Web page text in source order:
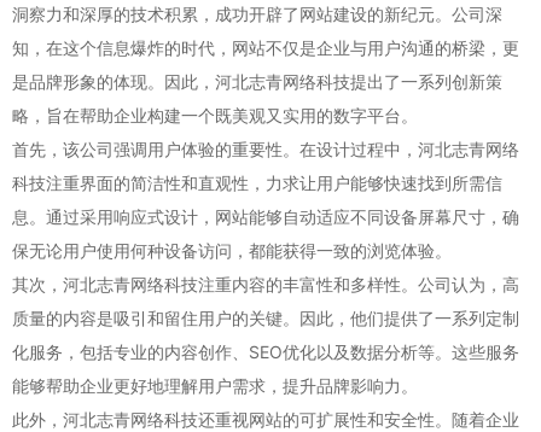
洞察力和深厚的技术积累，成功开辟了网站建设的新纪元。公司深
知，在这个信息爆炸的时代，网站不仅是企业与用户沟通的桥梁，更
是品牌形象的体现。因此，河北志青网络科技提出了一系列创新策
略，旨在帮助企业构建一个既美观又实用的数字平台。
首先，该公司强调用户体验的重要性。在设计过程中，河北志青网络
科技注重界面的简洁性和直观性，力求让用户能够快速找到所需信
息。通过采用响应式设计，网站能够自动适应不同设备屏幕尺寸，确
保无论用户使用何种设备访问，都能获得一致的浏览体验。
其次，河北志青网络科技注重内容的丰富性和多样性。公司认为，高
质量的内容是吸引和留住用户的关键。因此，他们提供了一系列定制
化服务，包括专业的内容创作、SEO优化以及数据分析等。这些服务
能够帮助企业更好地理解用户需求，提升品牌影响力。
此外，河北志青网络科技还重视网站的可扩展性和安全性。随着企业